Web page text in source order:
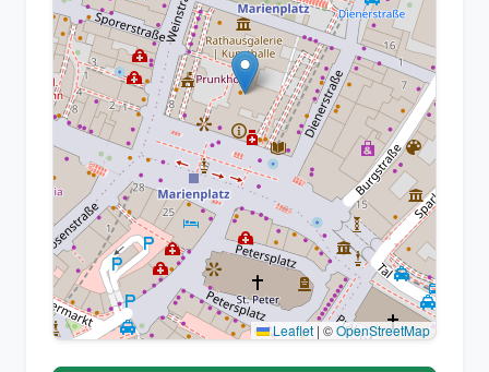
Leaflet| ©OpenStreetMap